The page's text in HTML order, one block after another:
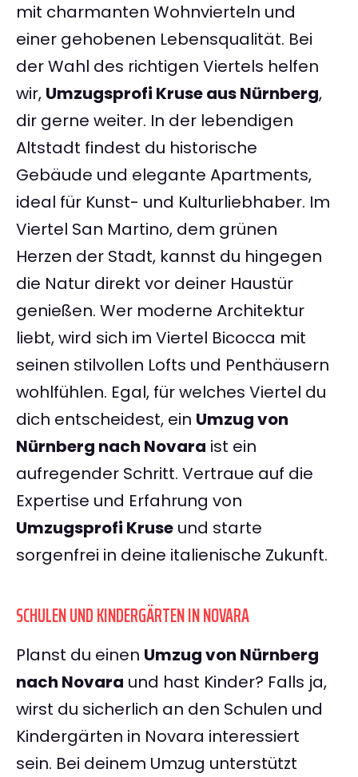
mit charmanten Wohnvierteln und
einer gehobenen Lebensqualität. Bei
der Wahl des richtigen Viertels helfen
wir, Umzugsprofi Kruse aus Nürnberg,
dir gerne weiter. In der lebendigen
Altstadt findest du historische
Gebäude und elegante Apartments,
ideal für Kunst- und Kulturliebhaber. Im
Viertel San Martino, dem grünen
Herzen der Stadt, kannst du hingegen
die Natur direkt vor deiner Haustür
genießen. Wer moderne Architektur
liebt, wird sich im Viertel Bicocca mit
seinen stilvollen Lofts und Penthäusern
wohlfühlen. Egal, für welches Viertel du
dich entscheidest, ein Umzug von
Nürnberg nach Novara ist ein
aufregender Schritt. Vertraue auf die
Expertise und Erfahrung von
Umzugsprofi Kruse und starte
sorgenfrei in deine italienische Zukunft.
SCHULEN UND KINDERGÄRTEN IN NOVARA
Planst du einen Umzug von Nürnberg
nach Novara und hast Kinder? Falls ja,
wirst du sicherlich an den Schulen und
Kindergärten in Novara interessiert
sein. Bei deinem Umzug unterstützt